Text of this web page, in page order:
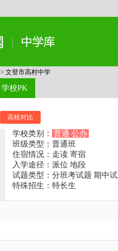
> 文登市高村中学
学校PK
高校对比
学校类别： 普通 公办
班级类型：普通班
住宿情况：走读 寄宿
入学途径：派位 地段
试题类型：分班考试题 期中
特殊招生：特长生